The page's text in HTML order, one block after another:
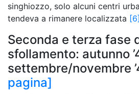
singhiozzo, solo alcuni centri
tendeva a rimanere localizzata [6]
Seconda e terza fase
sfollamento: autunno
settembre/novembre
pagina]